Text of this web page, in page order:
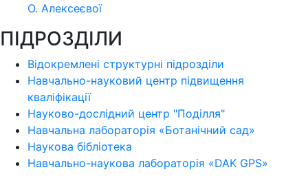
О. Алексеєвої
ПІДРОЗДІЛИ
Відокремлені структурні підрозділи
Навчально-науковий центр підвищення
кваліфікації
Науково-дослідний центр "Поділля"
Навчальна лабораторія «Ботанічний сад»
Наукова бібліотека
Навчально-наукова лабораторія «DAK GPS»